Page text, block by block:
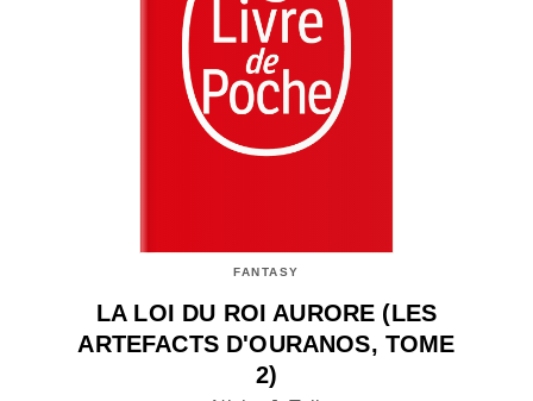
FANTASY
LA LOI DU ROI AURORE (LES
ARTEFACTS D'OURANOS, TOME
2)